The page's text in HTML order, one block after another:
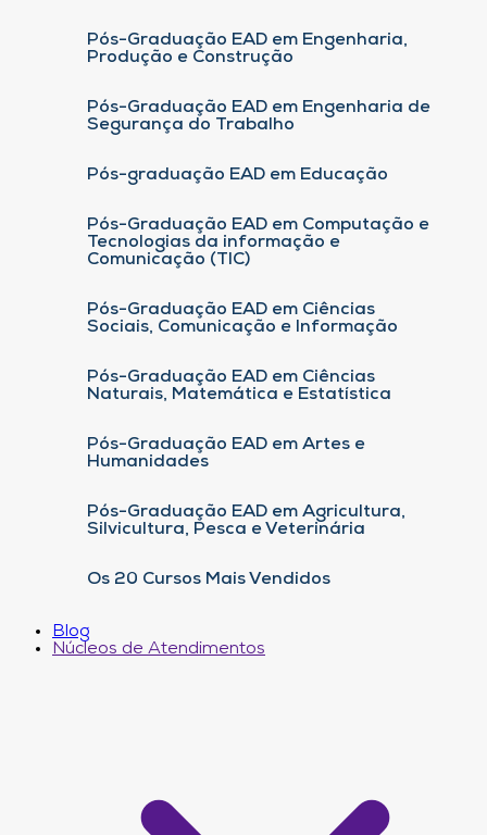
Pós-Graduação EAD em Engenharia,
Produção e Construção
Pós-Graduação EAD em Engenharia de
Segurança do Trabalho
Pós-graduação EAD em Educação
Pós-Graduação EAD em Computação e
Tecnologias da informação e
Comunicação (TIC)
Pós-Graduação EAD em Ciências
Sociais, Comunicação e Informação
Pós-Graduação EAD em Ciências
Naturais, Matemática e Estatística
Pós-Graduação EAD em Artes e
Humanidades
Pós-Graduação EAD em Agricultura,
Silvicultura, Pesca e Veterinária
Os 20 Cursos Mais Vendidos
Blog
Núcleos de Atendimentos